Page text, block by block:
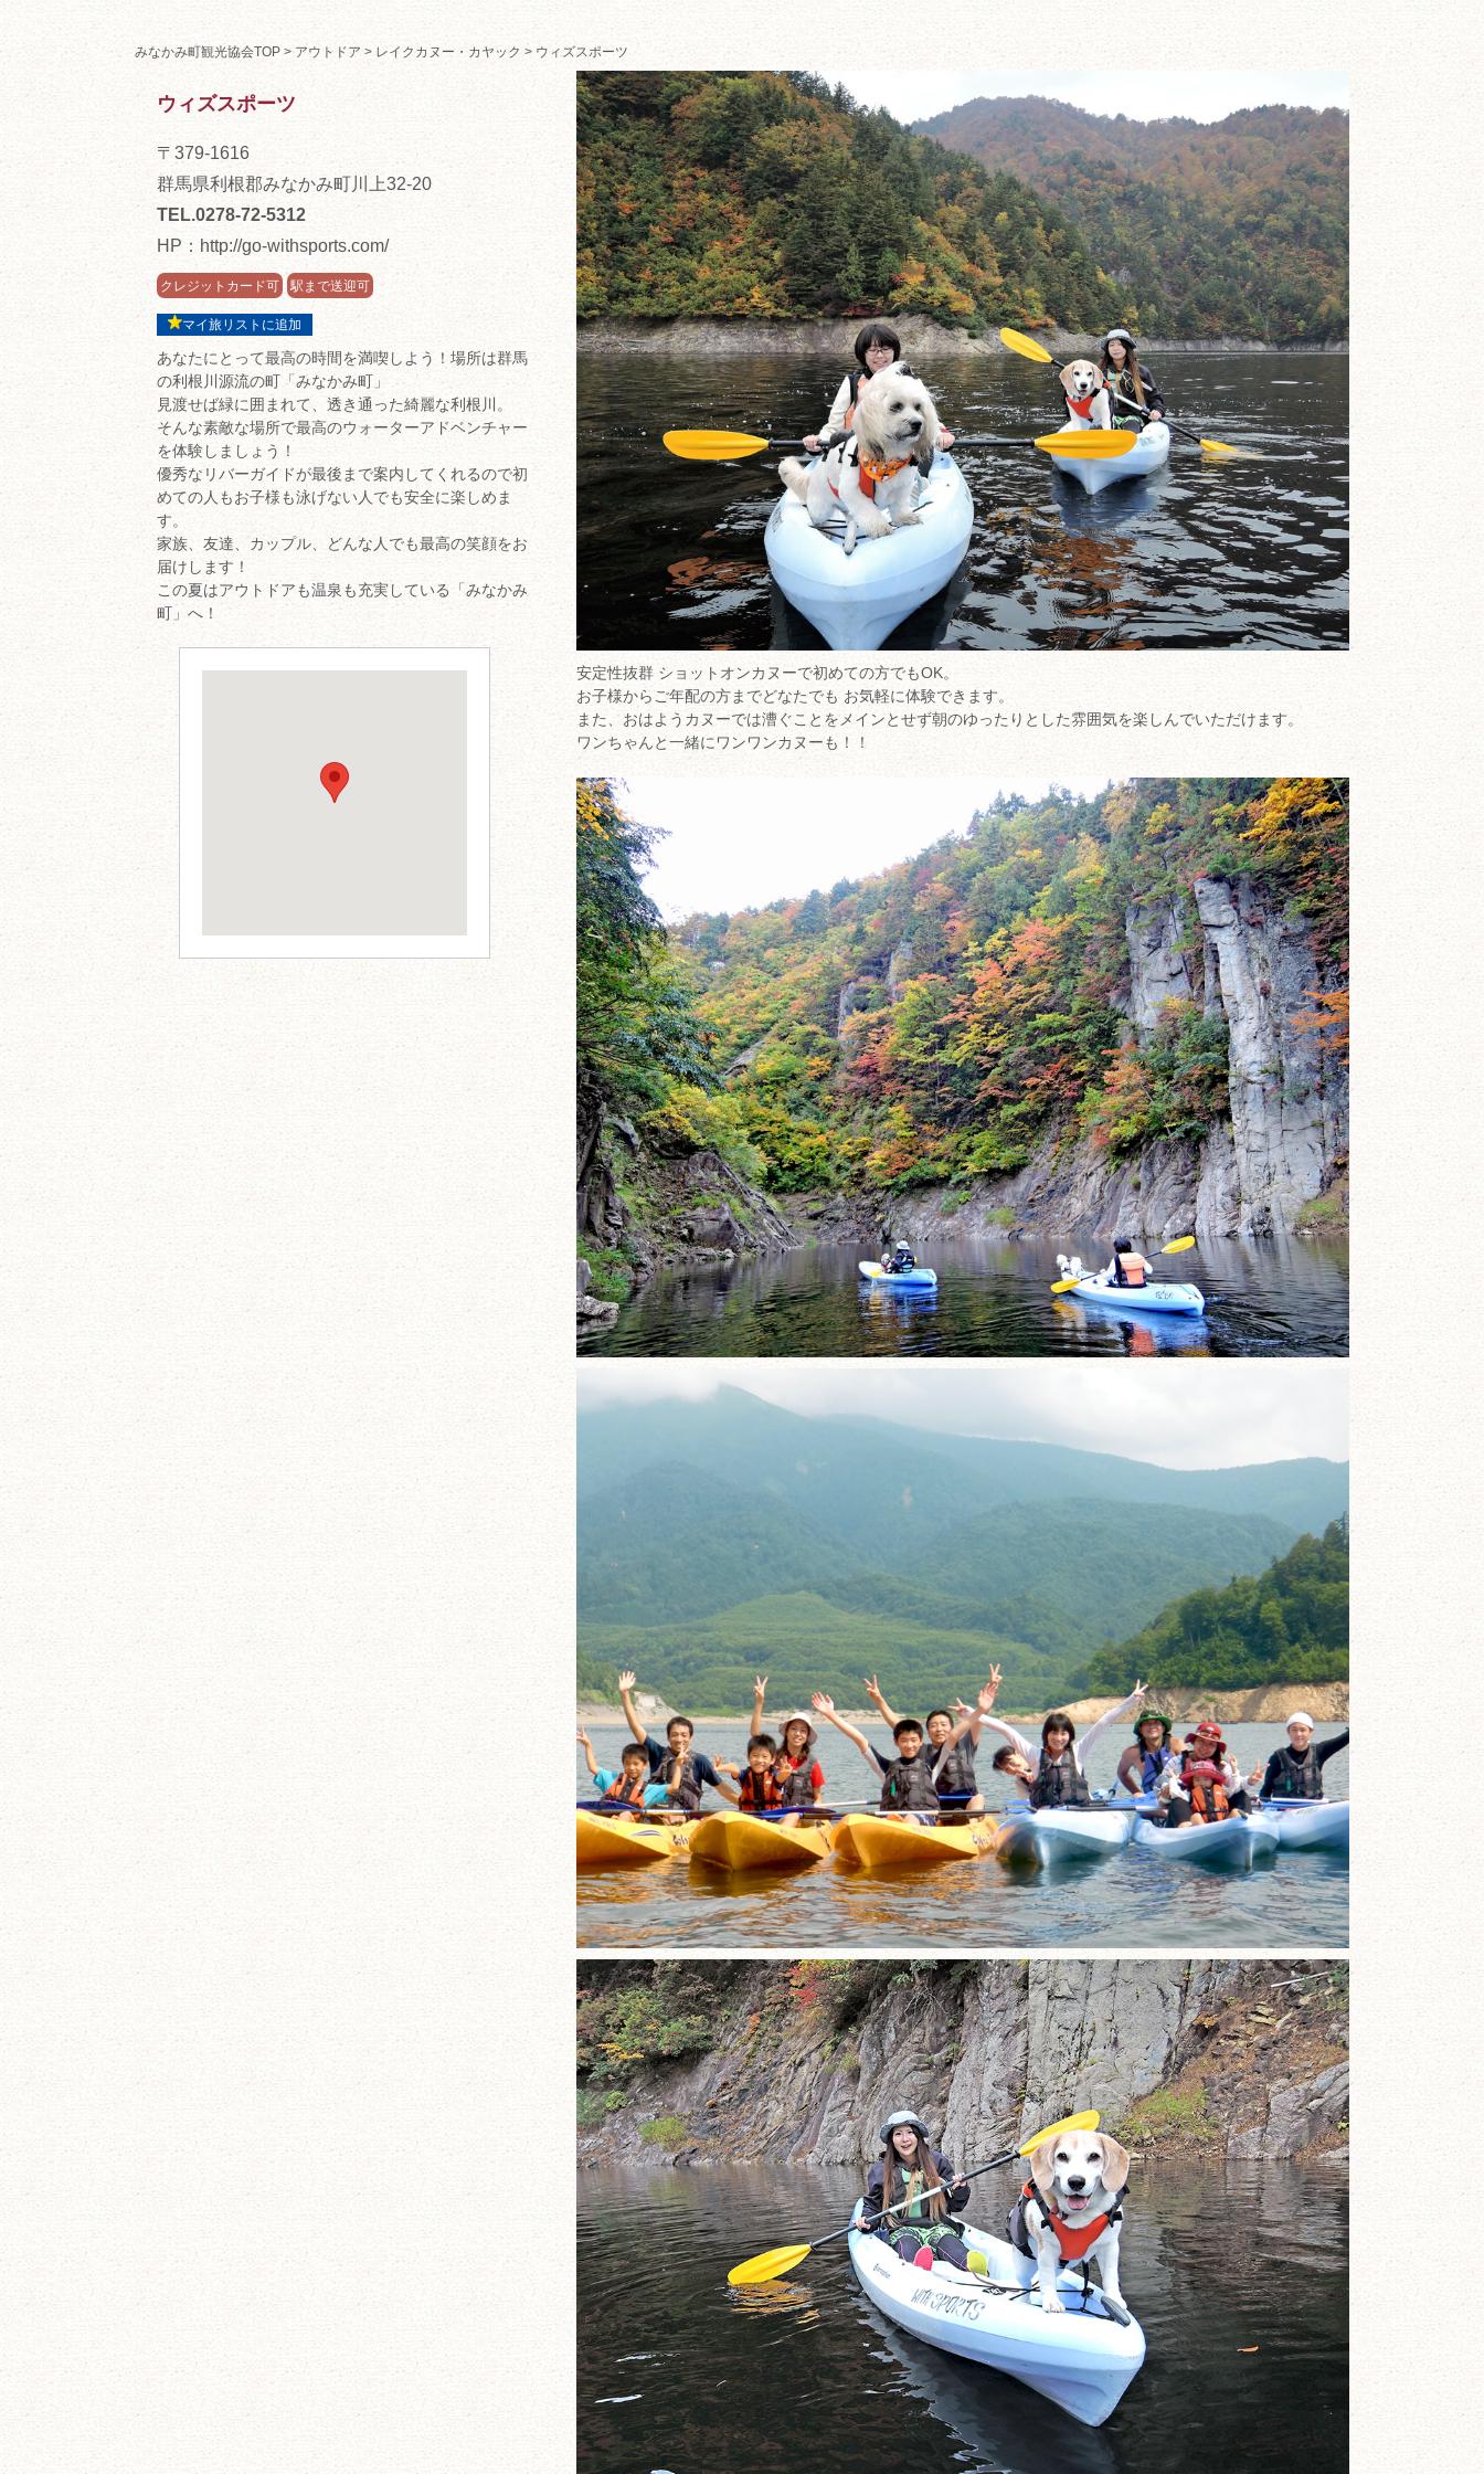
みなかみ町観光協会TOP > アウトドア > レイクカヌー・カヤック > ウィズスポーツ
ウィズスポーツ
〒379-1616
群馬県利根郡みなかみ町川上32-20
TEL.0278-72-5312
HP： http://go-withsports.com/
クレジットカード可 駅まで送迎可
マイ旅リストに追加
あなたにとって最高の時間を満喫しよう！場所は群馬
の利根川源流の町「みなかみ町」
見渡せば緑に囲まれて、透き通った綺麗な利根川。
そんな素敵な場所で最高のウォーターアドベンチャー
を体験しましょう！
優秀なリバーガイドが最後まで案内してくれるので初
めての人もお子様も泳げない人でも安全に楽しめま
す。
家族、友達、カップル、どんな人でも最高の笑顔をお
届けします！
この夏はアウトドアも温泉も充実している「みなかみ
町」へ！
安定性抜群 ショットオンカヌーで初めての方でもOK。
お子様からご年配の方までどなたでも お気軽に体験できます。
また、おはようカヌーでは漕ぐことをメインとせず朝のゆったりとした雰囲気を楽しんでいただけます。
ワンちゃんと一緒にワンワンカヌーも！！